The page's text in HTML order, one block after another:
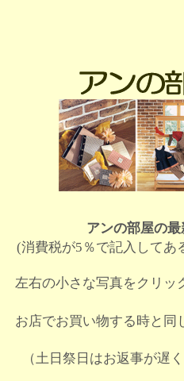
アンの部屋の
(消費税が5％で記入してあ
左右の小さな写真をクリッ
お店でお買い物する時と同
（土日祭日はお返事が遅